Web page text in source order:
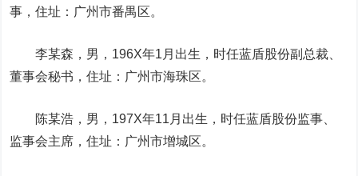
事，住址：广州市番禺区。
李某森，男，196X年1月出生，时任蓝盾股份副总裁、
董事会秘书，住址：广州市海珠区。
陈某浩，男，197X年11月出生，时任蓝盾股份监事、
监事会主席，住址：广州市增城区。